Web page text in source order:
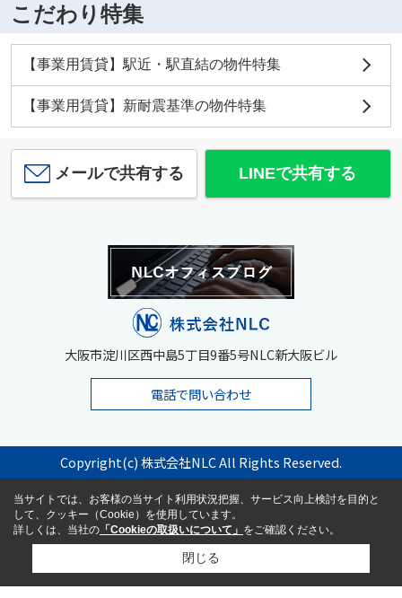
こだわり特集
【事業用賃貸】駅近・駅直結の物件特集
【事業用賃貸】新耐震基準の物件特集
メールで共有する LINEで共有する
大阪市淀川区西中島5丁目9番5号NLC新大阪ビル
電話で問い合わせ
Copyright(c) 株式会社NLC All Rights Reserved.
当サイトでは、お客様の当サイト利用状況把握、サービス向上検討を目的と
して、クッキー（Cookie）を使用しています。
詳しくは、当社の 「Cookieの取扱いについて」 をご確認ください。
閉じる